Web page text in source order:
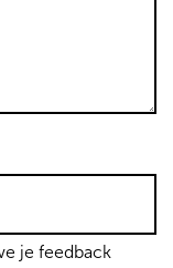
je feedback